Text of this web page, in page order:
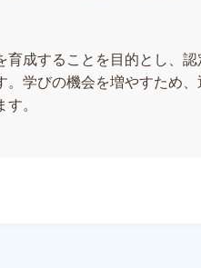
成することを目的とし、
。学びの機会を増やすため
。